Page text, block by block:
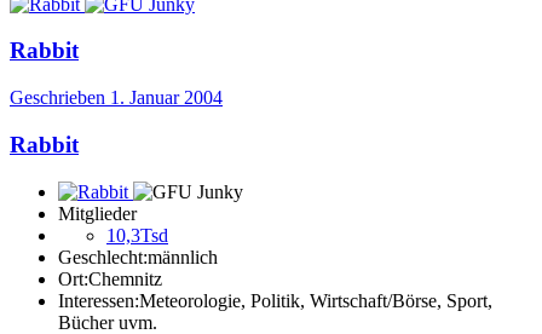
Rabbit
Geschrieben 1. Januar 2004
Rabbit
Mitglieder
10,3Tsd
Geschlecht:männlich
Ort:Chemnitz
Interessen:Meteorologie, Politik, Wirtschaft/Börse, Sport,
Bücher uvm.